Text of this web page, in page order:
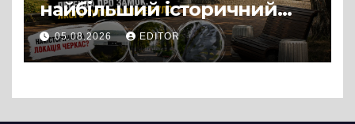
найбільший історичний
міф Черкас
05.08.2026 EDITOR